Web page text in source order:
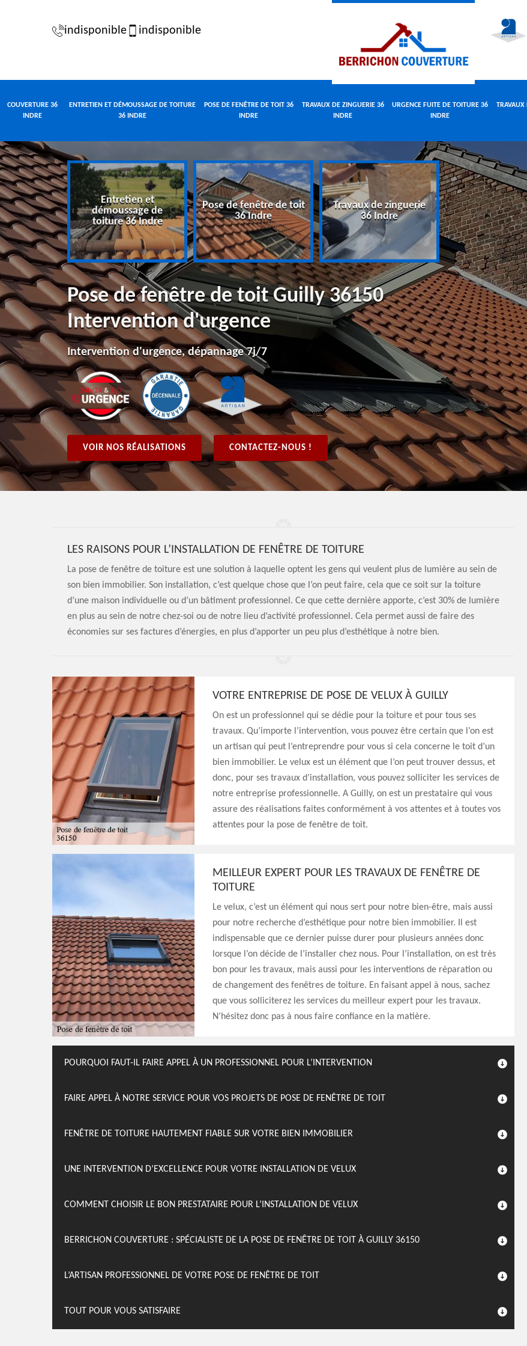
indisponible indisponible
COUVERTURE 36
INDRE
ENTRETIEN ET DÉMOUSSAGE DE TOITURE
36 INDRE
POSE DE FENÊTRE DE TOIT 36
INDRE
TRAVAUX DE ZINGUERIE 36
INDRE
URGENCE FUITE DE TOITURE 36
INDRE
TRAVAUX
36 Indre
Entretien et
démoussage de
toiture 36 Indre
Pose de fenêtre de toit
36 Indre
Travaux de zinguerie
36 Indre
Urgence fuite
toiture 36
Pose de fenêtre de toit Guilly 36150
Intervention d'urgence
Intervention d'urgence, dépannage 7j/7
VOIR NOS RÉALISATIONS CONTACTEZ-NOUS !
LES RAISONS POUR L’INSTALLATION DE FENÊTRE DE TOITURE
La pose de fenêtre de toiture est une solution à laquelle optent les gens qui veulent plus de lumière au sein de
son bien immobilier. Son installation, c’est quelque chose que l’on peut faire, cela que ce soit sur la toiture
d’une maison individuelle ou d’un bâtiment professionnel. Ce que cette dernière apporte, c’est 30% de lumière
en plus au sein de notre chez-soi ou de notre lieu d’activité professionnel. Cela permet aussi de faire des
économies sur ses factures d’énergies, en plus d’apporter un peu plus d’esthétique à notre bien.
VOTRE ENTREPRISE DE POSE DE VELUX À GUILLY
On est un professionnel qui se dédie pour la toiture et pour tous ses
travaux. Qu’importe l’intervention, vous pouvez être certain que l’on est
un artisan qui peut l’entreprendre pour vous si cela concerne le toit d’un
bien immobilier. Le velux est un élément que l’on peut trouver dessus, et
donc, pour ses travaux d’installation, vous pouvez solliciter les services de
notre entreprise professionnelle. A Guilly, on est un prestataire qui vous
assure des réalisations faites conformément à vos attentes et à toutes vos
attentes pour la pose de fenêtre de toit.
MEILLEUR EXPERT POUR LES TRAVAUX DE FENÊTRE DE
TOITURE
Le velux, c’est un élément qui nous sert pour notre bien-être, mais aussi
pour notre recherche d’esthétique pour notre bien immobilier. Il est
indispensable que ce dernier puisse durer pour plusieurs années donc
lorsque l’on décide de l’installer chez nous. Pour l’installation, on est très
bon pour les travaux, mais aussi pour les interventions de réparation ou
de changement des fenêtres de toiture. En faisant appel à nous, sachez
que vous solliciterez les services du meilleur expert pour les travaux.
N’hésitez donc pas à nous faire confiance en la matière.
POURQUOI FAUT-IL FAIRE APPEL À UN PROFESSIONNEL POUR L’INTERVENTION
FAIRE APPEL À NOTRE SERVICE POUR VOS PROJETS DE POSE DE FENÊTRE DE TOIT
FENÊTRE DE TOITURE HAUTEMENT FIABLE SUR VOTRE BIEN IMMOBILIER
UNE INTERVENTION D’EXCELLENCE POUR VOTRE INSTALLATION DE VELUX
COMMENT CHOISIR LE BON PRESTATAIRE POUR L’INSTALLATION DE VELUX
BERRICHON COUVERTURE : SPÉCIALISTE DE LA POSE DE FENÊTRE DE TOIT À GUILLY 36150
L’ARTISAN PROFESSIONNEL DE VOTRE POSE DE FENÊTRE DE TOIT
TOUT POUR VOUS SATISFAIRE